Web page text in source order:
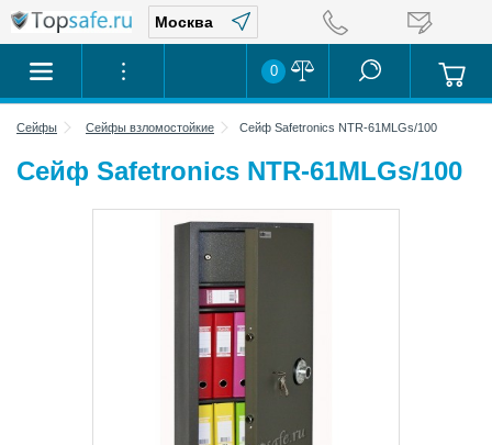
0
Сейфы Сейфы взломостойкие Сейф Safetronics NTR-61MLGs/100
Сейф Safetronics NTR-61MLGs/100